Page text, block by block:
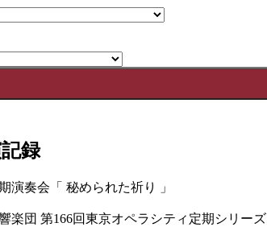
録
演奏会「 秘められた祈り 」
楽団 第166回東京オペラシティ定期シリーズ